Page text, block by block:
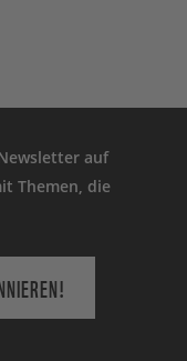
auf
Themen, die